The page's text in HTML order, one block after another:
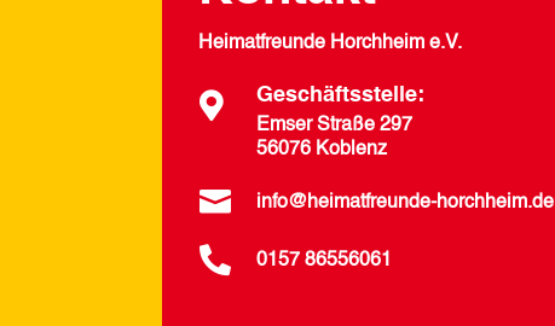
Heimatfreunde Horchheim e.V.
 Geschäftsstelle:
Emser Straße 297
56076 Koblenz
 info@heimatfreunde-horchheim.de
 0157 86556061